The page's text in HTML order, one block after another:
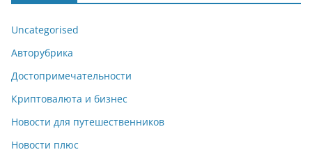
Uncategorised
Авторубрика
Достопримечательности
Криптовалюта и бизнес
Новости для путешественников
Новости плюс